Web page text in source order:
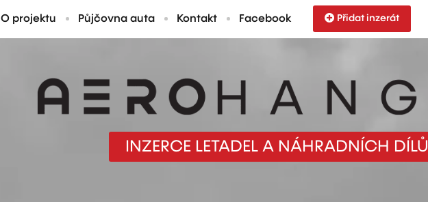
O projektu Půjčovna auta Kontakt Facebook Přidat inzerát
INZERCE LETADEL A NÁHRADNÍCH DÍLŮ